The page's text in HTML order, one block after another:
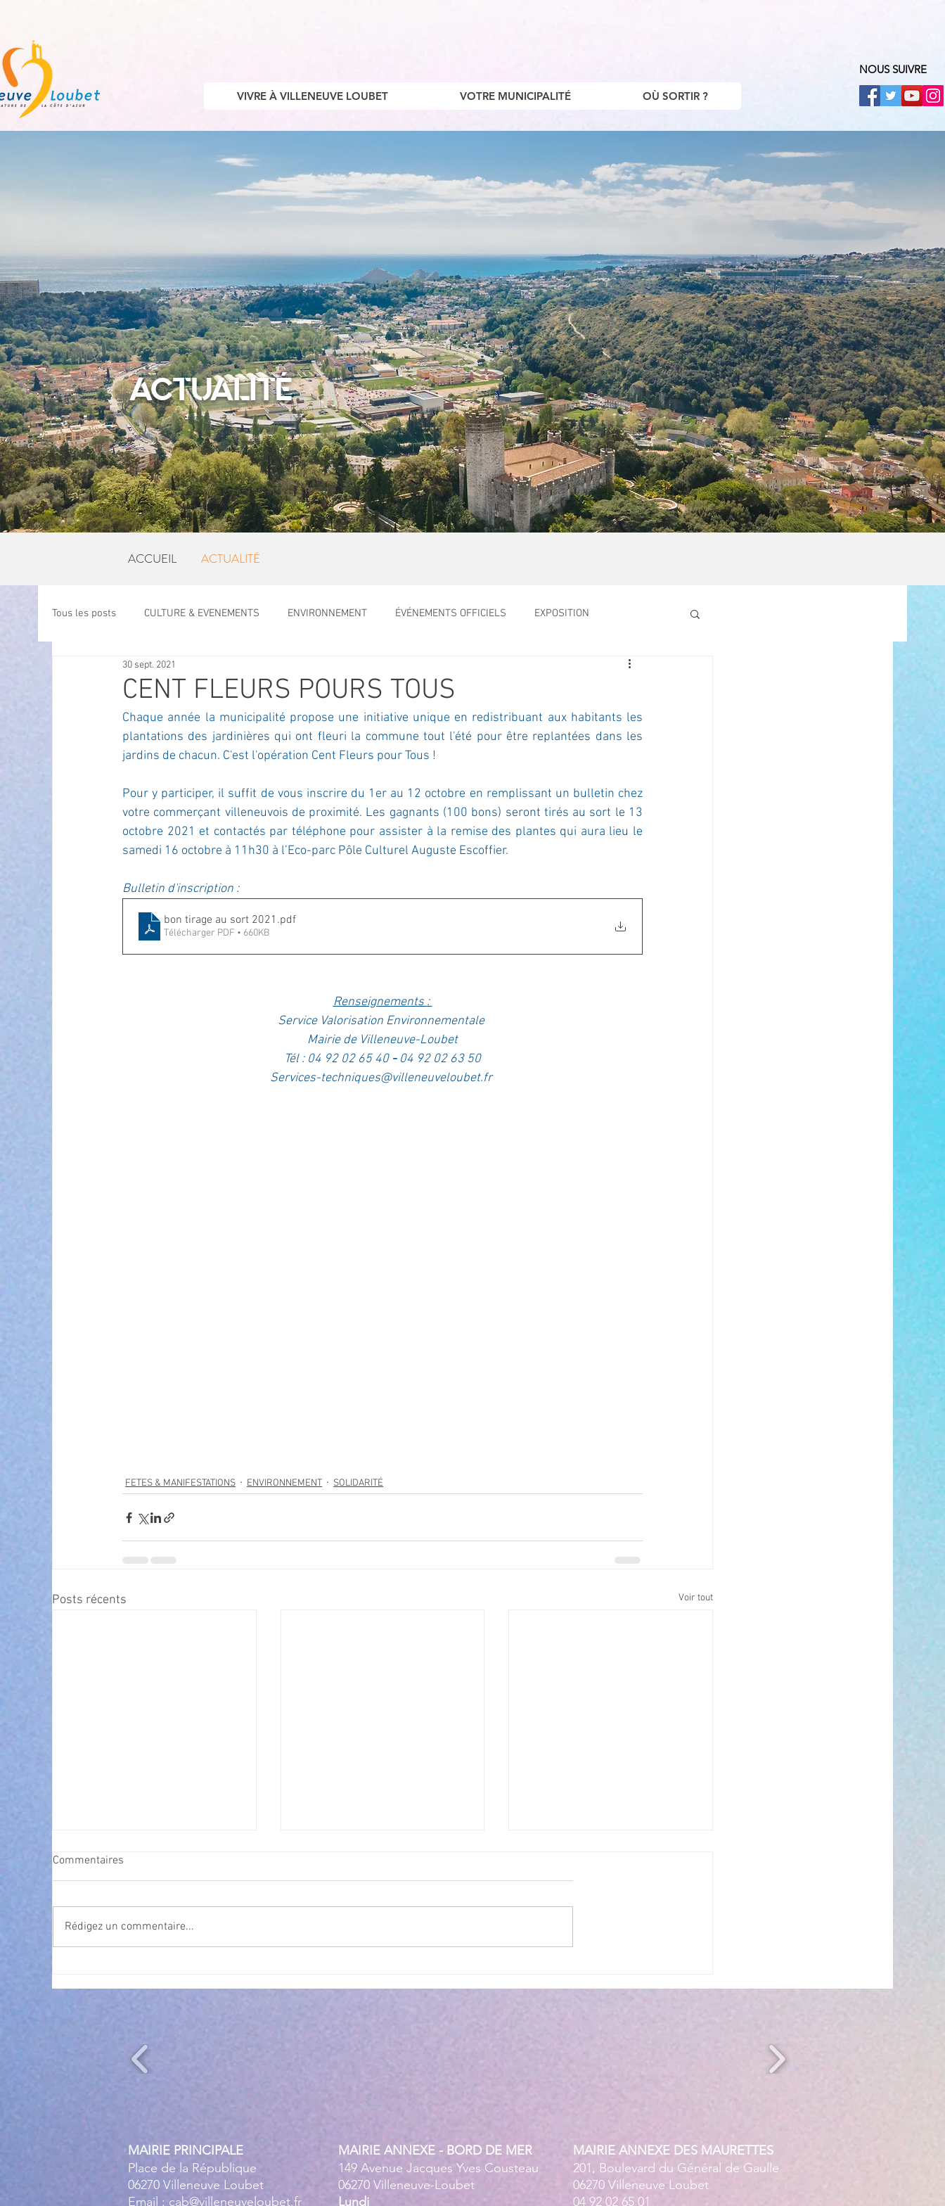
VIVRE À VILLENEUVE LOUBET VOTRE MUNICIPALITÉ OÙ SORTIR ?
NOUS SUIVRE
ACTUALITÉ
ACCUEIL ACTUALITÉ
Tous les posts CULTURE & EVENEMENTS ENVIRONNEMENT ÉVÉNEMENTS OFFICIELS EXPOSITION
OFFRES D'EMPLOI
ECONOMIE ECO MOBILITE PETITE ENFANCE TOURISME ARCHIVES ET PATRIMOINE
FETES & MANIFESTATIONS SECURITE HANDICAP CENTRE DE LOISIRS PREVENTION DE LA DELINQUANCE
POLE CULTUREL AUGUSTE ESCOFFIER
CENT FLEURS POURS TOUS
30 sept. 2021
Chaque année la municipalité propose une initiative unique en redistribuant aux habitants les
plantations des jardinières qui ont fleuri la commune tout l'été pour être replantées dans les
jardins de chacun. C'est l'opération Cent Fleurs pour Tous !
Pour y participer, il suffit de vous inscrire du 1er au 12 octobre en remplissant un bulletin chez
votre commerçant villeneuvois de proximité. Les gagnants (100 bons) seront tirés au sort le 13
octobre 2021 et contactés par téléphone pour assister à la remise des plantes qui aura lieu le
samedi 16 octobre à 11h30 à l’Eco-parc Pôle Culturel Auguste Escoffier.
Bulletin d'inscription :
bon tirage au sort 2021 .pdf
Télécharger PDF • 660KB
Renseignements :
Service Valorisation Environnementale
Mairie de Villeneuve-Loubet
Tél : 04 92 02 65 40 - 04 92 02 63 50
Services-techniques@villeneuveloubet.fr
FETES & MANIFESTATIONS ENVIRONNEMENT SOLIDARITÉ
Posts récents Voir tout
Villeneuve Loubet ! ☀️🎤
Commentaires
Rédigez un commentaire...
MAIRIE PRINCIPALE
Place de la République
06270 Villeneuve Loubet
Email : cab@villeneuveloubet.fr
MAIRIE ANNEXE - BORD DE MER
149 Avenue Jacques Yves Cousteau
06270 Villeneuve-Loubet
Lundi
MAIRIE ANNEXE DES MAURETTES
201, Boulevard du Général de Gaulle
06270 Villeneuve Loubet
04 92 02 65 01